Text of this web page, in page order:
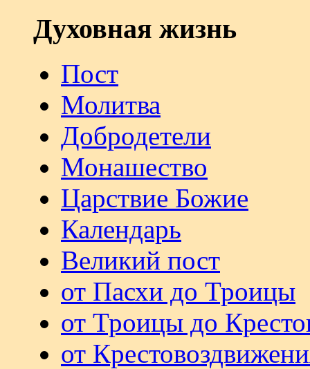
Духовная жизнь
Пост
Молитва
Добродетели
Монашество
Царствие Божие
Календарь
Великий пост
от Пасхи до Троицы
от Троицы до
от